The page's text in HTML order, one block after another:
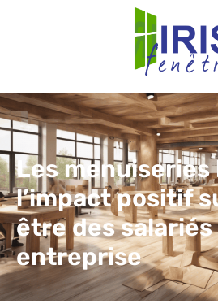
Les menuiseries
l’impact positif
être des salariés
entreprise